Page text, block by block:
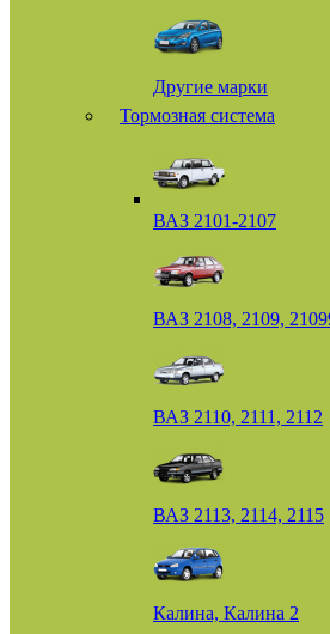
Другие марки
Тормозная система
ВАЗ 2101-2107
ВАЗ 2108, 2109,
ВАЗ 2110, 2111, 2112
ВАЗ 2113, 2114, 2115
Калина, Калина 2